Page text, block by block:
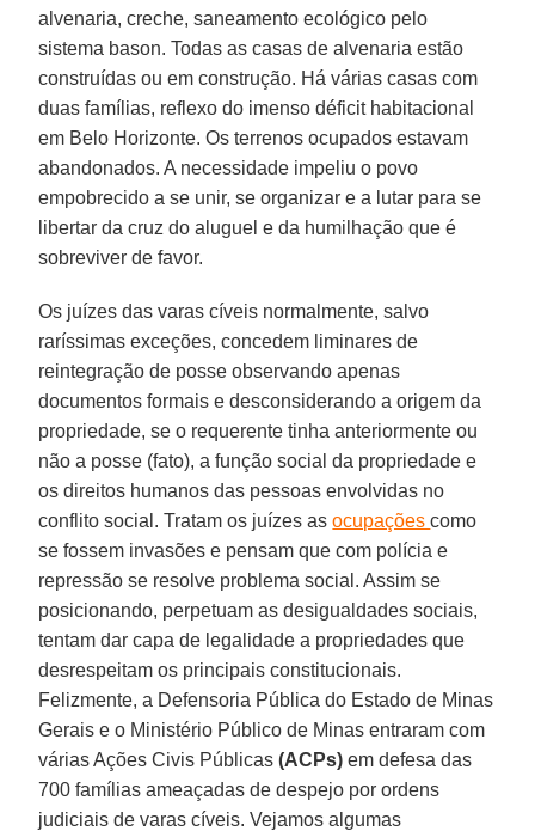
alvenaria, creche, saneamento ecológico pelo
sistema bason. Todas as casas de alvenaria estão
construídas ou em construção. Há várias casas com
duas famílias, reflexo do imenso déficit habitacional
em Belo Horizonte. Os terrenos ocupados estavam
abandonados. A necessidade impeliu o povo
empobrecido a se unir, se organizar e a lutar para se
libertar da cruz do aluguel e da humilhação que é
sobreviver de favor.
Os juízes das varas cíveis normalmente, salvo
raríssimas exceções, concedem liminares de
reintegração de posse observando apenas
documentos formais e desconsiderando a origem da
propriedade, se o requerente tinha anteriormente ou
não a posse (fato), a função social da propriedade e
os direitos humanos das pessoas envolvidas no
conflito social. Tratam os juízes asocupaçõescomo
se fossem invasões e pensam que com polícia e
repressão se resolve problema social. Assim se
posicionando, perpetuam as desigualdades sociais,
tentam dar capa de legalidade a propriedades que
desrespeitam os principais constitucionais.
Felizmente, a Defensoria Pública do Estado de Minas
Gerais e o Ministério Público de Minas entraram com
várias Ações Civis Públicas (ACPs) em defesa das
700 famílias ameaçadas de despejo por ordens
judiciais de varas cíveis. Vejamos algumas